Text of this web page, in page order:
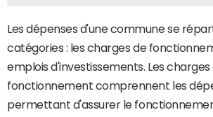
Les dépenses d'une commune se
catégories : les charges de
emplois d'investissements. Les charges
fonctionnement comprennent les
permettant d'assurer le